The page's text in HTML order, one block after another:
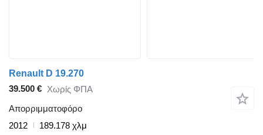
Renault D 19.270
39.500 € Χωρίς ΦΠΑ
Απορριμματοφόρο
2012
189.178 χλμ